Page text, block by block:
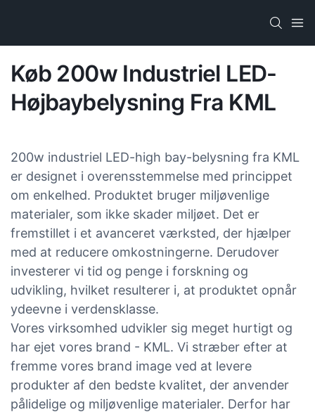
Køb 200w Industriel LED-
Højbaybelysning Fra KML
200w industriel LED-high bay-belysning fra KML
er designet i overensstemmelse med princippet
om enkelhed. Produktet bruger miljøvenlige
materialer, som ikke skader miljøet. Det er
fremstillet i et avanceret værksted, der hjælper
med at reducere omkostningerne. Derudover
investerer vi tid og penge i forskning og
udvikling, hvilket resulterer i, at produktet opnår
ydeevne i verdensklasse.
Vores virksomhed udvikler sig meget hurtigt og
har ejet vores brand - KML. Vi stræber efter at
fremme vores brand image ved at levere
produkter af den bedste kvalitet, der anvender
pålidelige og miljøvenlige materialer. Derfor har